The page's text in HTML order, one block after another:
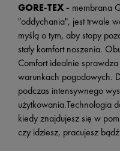
GORE-TEX - membrana
"oddychania", jest trwale
myślą o tym, aby stopy
stały komfort noszenia.
Comfort idealnie
warunkach pogodowych.
podczas intensywnego
użytkowania.Technologia
kiedy znajdujesz się w
czy idziesz, pracujesz